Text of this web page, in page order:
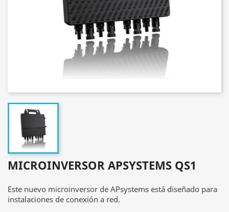
MICROINVERSOR APSYSTEMS QS1
Este nuevo microinversor de APsystems está diseñado para
instalaciones de conexión a red.